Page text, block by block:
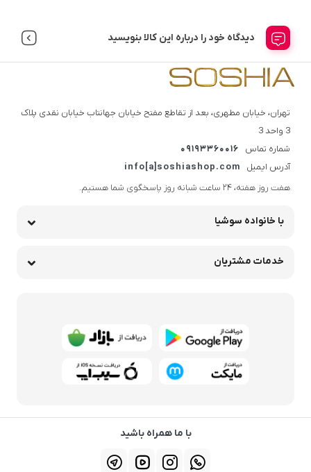
دیدگاه خود را درباره این کالا بنویسید
تهران، خیابان مطهری، بعد از تقاطع مفتح خیابان جهانتاب خیابان نقدی پلاک
3 واحد 3
شماره تماس
09193360016
آدرس ایمیل
info[a]soshiashop.com
هفت روز هفته، ۲۴ ساعت شبانه‌ روز پاسخگوی شما هستیم.
با خانواده سوشیا
خدمات مشتریان
با ما همراه باشید